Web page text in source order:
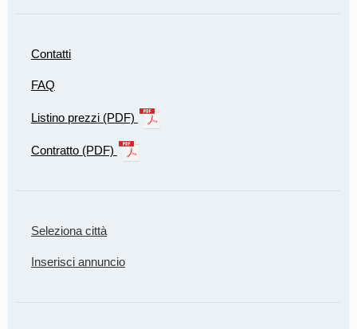
Contatti
FAQ
Listino prezzi (PDF)
Contratto (PDF)
Seleziona città
Inserisci annuncio